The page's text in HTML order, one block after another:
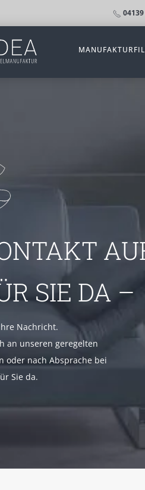
MANUFAKTUR
SIE DA –
Nachricht.
an unseren geregelten
oder nach Absprache bei
Sie da.